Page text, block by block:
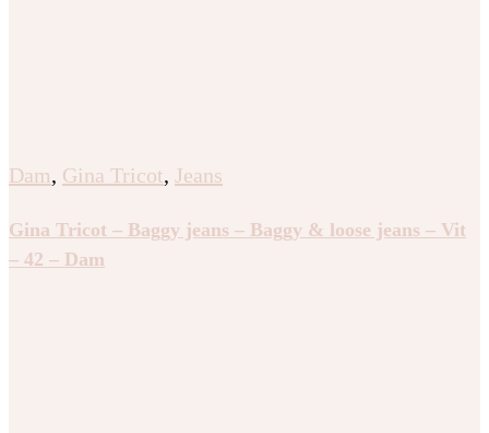
Dam, Gina Tricot, Jeans
Gina Tricot – Baggy jeans – Baggy & loose jeans – Vit
– 42 – Dam